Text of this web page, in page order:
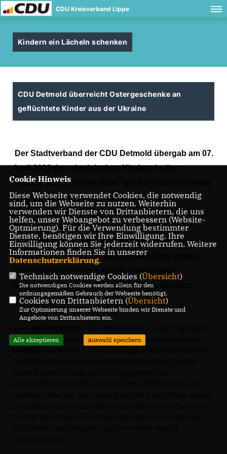
CDU Kreisverband Lippe
Kindern ein Lächeln schenken
CDU Detmold überreicht Ostergeschenke an
geflüchtete Kinder aus der Ukraine
Der Stadtverband der CDU Detmold übergab am 07.
April 2022 den ukrainischen Kindern in der
Notunterkunft „Grüne Halle“ am Schulzentrum Mitte
Osterpäckchen. Dem Engagement des
Stadtverbandsvorstands, vor allem durch Christian
Fritzemeier und Renate Hartmann, war es zu
verdanken, dass unter Mithilfe Detmolder Eisdielen
jedes der 66 Kinder ein kleines Geschenk erhielt.
Diese wurden in durch Handarbeit verzierte
Geschenktüten überreicht, da nur das das Herz
erreicht, was auch von Herzen kommt.
bedankte sich ausdrücklich für die Aufmerksamkeiten
Cookie Hinweis
Diese Webseite verwendet Cookies, die notwendig
sind, um die Webseite zu nutzen. Weiterhin
verwenden wir Dienste von Drittanbietern, die uns
helfen, unser Webangebot zu verbessern (Website-
Optmierung). Für die Verwendung bestimmter
Dienste, benötigen wir Ihre Einwilligung. Ihre
Einwilligung können Sie jederzeit widerrufen. Weitere
Informationen finden Sie in unserer
Datenschutzerklärung.
Technisch notwendige Cookies (Übersicht)
Die notwendigen Cookies werden allein für den
ordnungsgemäßen Gebrauch der Webseite benötigt.
Cookies von Drittanbietern (Übersicht)
Zur Optimierung unserer Webseite binden wir Dienste und
Angebote von Drittanbietern ein.
Alle akzeptieren Auswahl speichern